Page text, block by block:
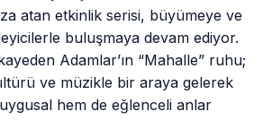
atan etkinlik serisi, büyümeye ve
buluşmaya devam ediyor.
Adamlar’ın “Mahalle” ruhu;
ve müzikle bir araya gelerek
hem de eğlenceli anlar